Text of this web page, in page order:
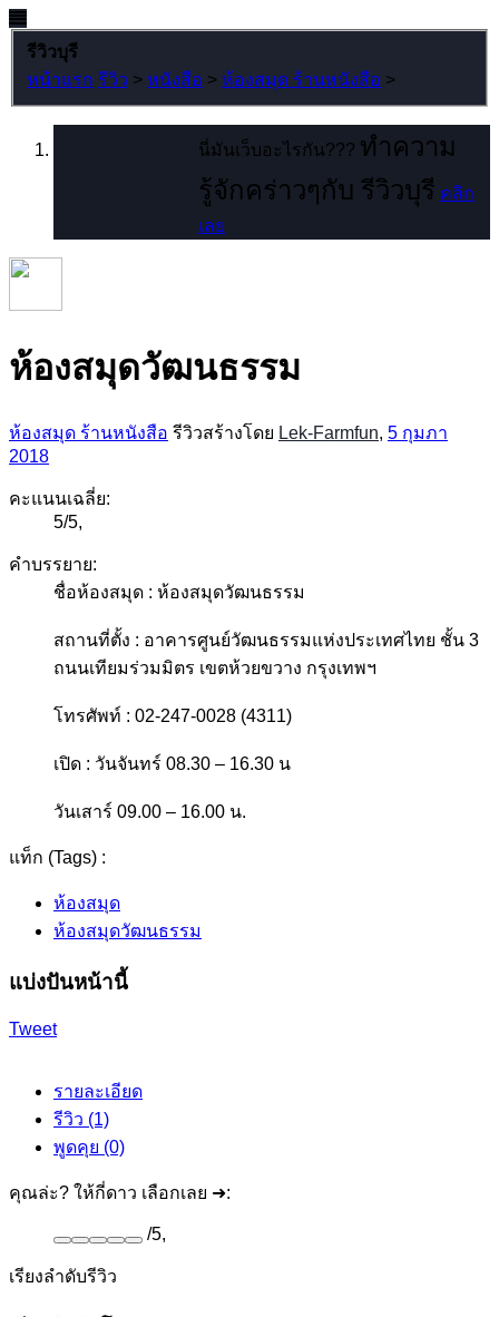
รีวิวบุรี
หน้าแรก รีวิว > หนังสือ > ห้องสมุด ร้านหนังสือ >
นี่มันเว็บอะไรกัน??? ทำความ
รู้จักคร่าวๆกับ รีวิวบุรี คลิก
เลย
ห้องสมุดวัฒนธรรม
ห้องสมุด ร้านหนังสือ รีวิวสร้างโดย Lek-Farmfun, 5 กุมภา
2018
คะแนนเฉลี่ย:
5/5,
คำบรรยาย:
ชื่อห้องสมุด : ห้องสมุดวัฒนธรรม
สถานที่ตั้ง : อาคารศูนย์วัฒนธรรมแห่งประเทศไทย ชั้น 3
ถนนเทียมร่วมมิตร เขตห้วยขวาง กรุงเทพฯ
โทรศัพท์ : 02-247-0028 (4311)
เปิด : วันจันทร์ 08.30 – 16.30 น
วันเสาร์ 09.00 – 16.00 น.
แท็ก (Tags) :
ห้องสมุด
ห้องสมุดวัฒนธรรม
แบ่งปันหน้านี้
Tweet
รายละเอียด
รีวิว (1)
พูดคุย (0)
คุณล่ะ? ให้กี่ดาว เลือกเลย ➜:
/5,
เรียงลำดับรีวิว